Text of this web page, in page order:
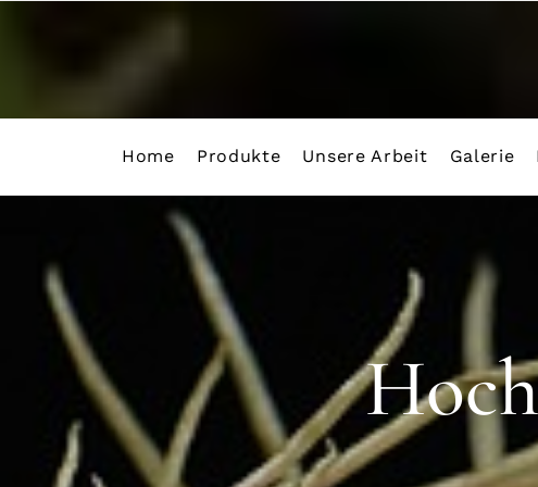
Home Produkte Unsere Arbeit Galerie